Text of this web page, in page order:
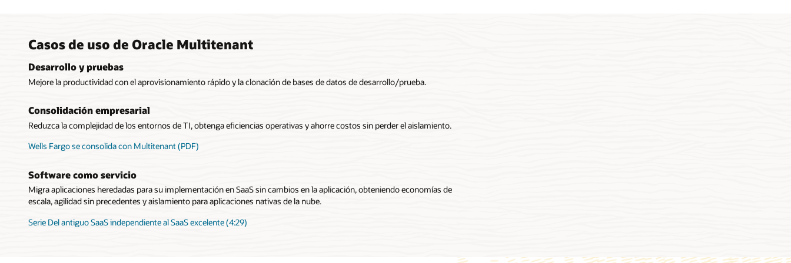
Casos de uso de Oracle Multitenant
Desarrollo y pruebas
Mejore la productividad con el aprovisionamiento rápido y la clonación de bases de datos de desarrollo/prueba.
Consolidación empresarial
Reduzca la complejidad de los entornos de TI, obtenga eficiencias operativas y ahorre costos sin perder el aislamiento.
Wells Fargo se consolida con Multitenant (PDF)
Software como servicio
Migra aplicaciones heredadas para su implementación en SaaS sin cambios en la aplicación, obteniendo economías de
escala, agilidad sin precedentes y aislamiento para aplicaciones nativas de la nube.
Serie Del antiguo SaaS independiente al SaaS excelente (4:29)